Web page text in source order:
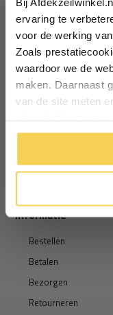
ervaring te
voor de werking
Zoals
waardoor we de
maken. Daarnaast
van de site meten
manier. Klik op
klik op ‘alleen
cookies.
Ontvang
Schrijf je in voor de
Email
Informatie
Bestellen
Betalen
Bezorgen
Retourneren
Vul je e-mailadres
Particulier
*Geldig bij minimale